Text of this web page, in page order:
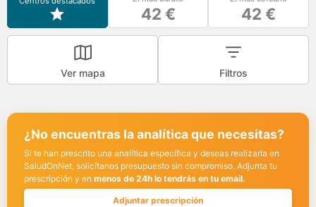
42 € 42 €
Ver mapa Filtros
¿No encuentras la analítica que necesitas?
Si te han prescrito una analítica específica y deseas realizarla en
SaludOnNet, solicítanos presupuesto sin compromiso. Adjunta tu
prescripción y en menos de 24h lo tendrás en tu email.
Adjuntar prescripción